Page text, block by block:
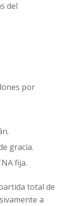
del
por
gracia.
fija.
total de
a